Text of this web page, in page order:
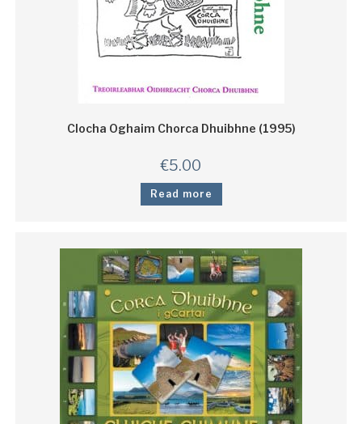
Clocha Oghaim Chorca Dhuibhne (1995)
€5.00
Read more